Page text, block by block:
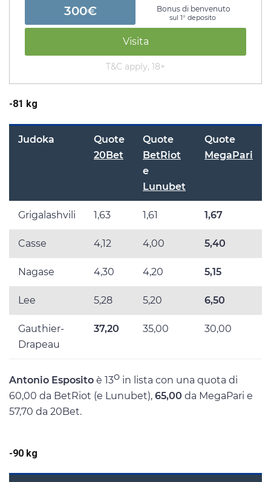
300€ Bonus di benvenuto
sul 1° deposito
Visita
T&C apply, 18+
-81 kg
Judoka
Quote
20Bet
Quote
BetRiot
e
Lunubet
Quote
MegaPari
Grigalashvili 1,63 1,61 1,67
Casse 4,12 4,00 5,40
Nagase 4,30 4,20 5,15
Lee 5,28 5,20 6,50
Gauthier-
Drapeau
37,20 35,00 30,00
Antonio Esposito è 13o in lista con una quota di
60,00 da BetRiot (e Lunubet), 65,00 da MegaPari e
57,70 da 20Bet.
-90 kg